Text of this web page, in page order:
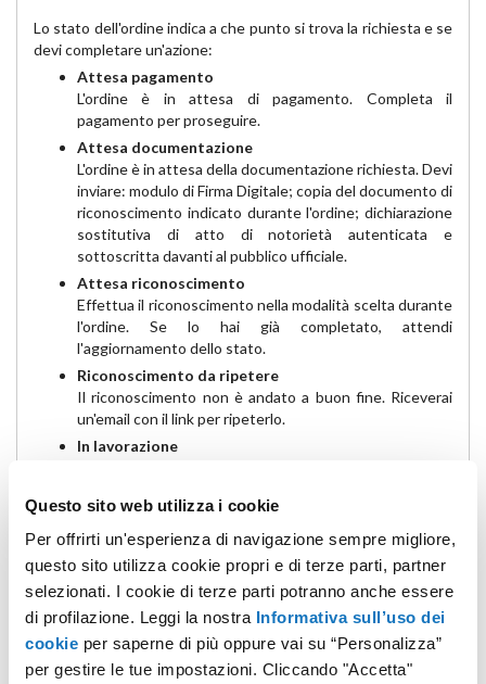
Questo sito web utilizza i cookie
Per offrirti un'esperienza di navigazione sempre migliore,
questo sito utilizza cookie propri e di terze parti, partner
selezionati. I cookie di terze parti potranno anche essere
di profilazione. Leggi la nostra Informativa sull’uso dei
cookie per saperne di più oppure vai su “Personalizza”
per gestire le tue impostazioni. Cliccando "Accetta"
Lo stato dell'ordine indica a che punto si trova la richiesta e se
devi completare un'azione:
Attesa pagamento
L'ordine è in attesa di pagamento. Completa il
pagamento per proseguire.
Attesa documentazione
L'ordine è in attesa della documentazione richiesta. Devi
inviare: modulo di Firma Digitale; copia del documento di
riconoscimento indicato durante l'ordine; dichiarazione
sostitutiva di atto di notorietà autenticata e
sottoscritta davanti al pubblico ufficiale.
Attesa riconoscimento
Effettua il riconoscimento nella modalità scelta durante
l'ordine. Se lo hai già completato, attendi
l'aggiornamento dello stato.
Riconoscimento da ripetere
Il riconoscimento non è andato a buon fine. Riceverai
un'email con il link per ripeterlo.
In lavorazione
In spedizione
L'ordine sarà spedito entro le successive 24 ore.
Riceverai un’email con il tracking per monitorare la
spedizione.
Spedito/Da attivare
L'ordine è stato spedito. Per monitorare la spedizione,
selezionaVisualizza tracking spedizione. Dopo aver
ricevuto il dispositivo, attiva il certificato.